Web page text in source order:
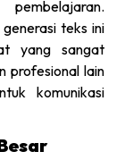
teks ini
yang sangat
profesional lain
komunikasi